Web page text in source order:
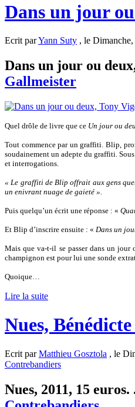
Dans un jour
Ecrit parYann Suty , le
Dans un jour ou
Gallmeister
Quel drôle de livre que ce Un jour ou
Tout commence par un graffiti. Blip,
soudainement un adepte du graffiti.
et interrogations.
« Le graffiti de Blip offrait aux gens
un enivrant nuage de gaieté ».
Puis quelqu’un écrit une réponse : «
Et Blip d’inscrire ensuite : « Dans un
Mais que va-t-il se passer dans un
champignon est pour lui une sonde
Quoique…
Lire la suite
Nues,
Ecrit parMatthieu Gosztola , le
Contrebandiers
Nues, 2011, 15